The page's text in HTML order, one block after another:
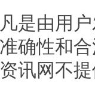
是由用
确性和
讯网不